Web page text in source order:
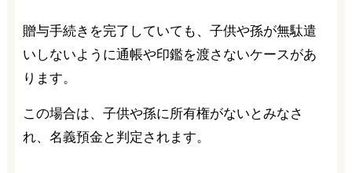
贈与手続きを完了していても、子供や孫が無駄遣
いしないように通帳や印鑑を渡さないケースがあ
ります。
この場合は、子供や孫に所有権がないとみなさ
れ、名義預金と判定されます。